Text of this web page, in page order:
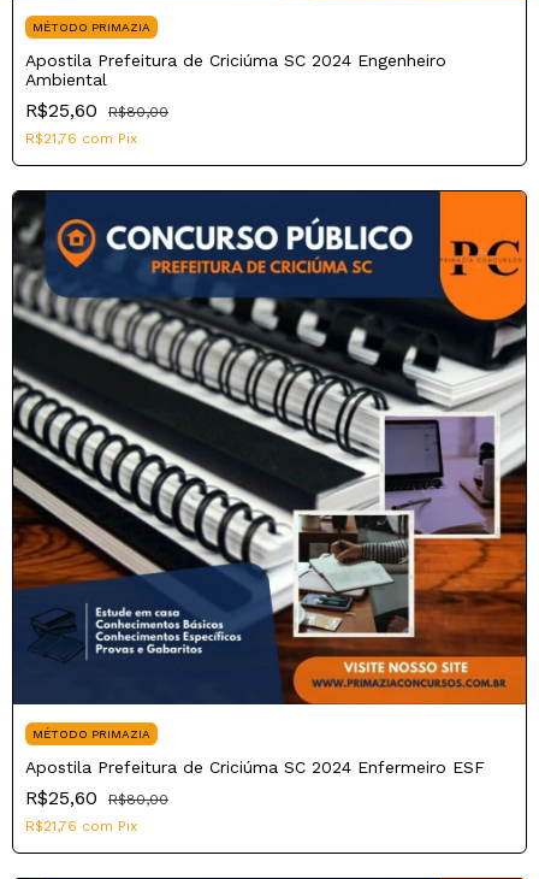
MÉTODO PRIMAZIA
Apostila Prefeitura de Criciúma SC 2024 Engenheiro
Ambiental
R$25,60
R$80,00
R$21,76 com Pix
MÉTODO PRIMAZIA
Apostila Prefeitura de Criciúma SC 2024 Enfermeiro ESF
R$25,60
R$80,00
R$21,76 com Pix